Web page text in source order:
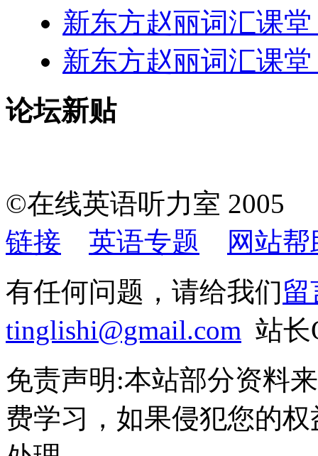
新东方赵丽词汇课堂
新东方赵丽词汇课堂
论坛新贴
©在线英语听力室
链接
英语专题
网站帮
有任何问题，请给我们留
tinglishi@gmail.com 站长
免责声明:本站部分资料
费学习，如果侵犯您的